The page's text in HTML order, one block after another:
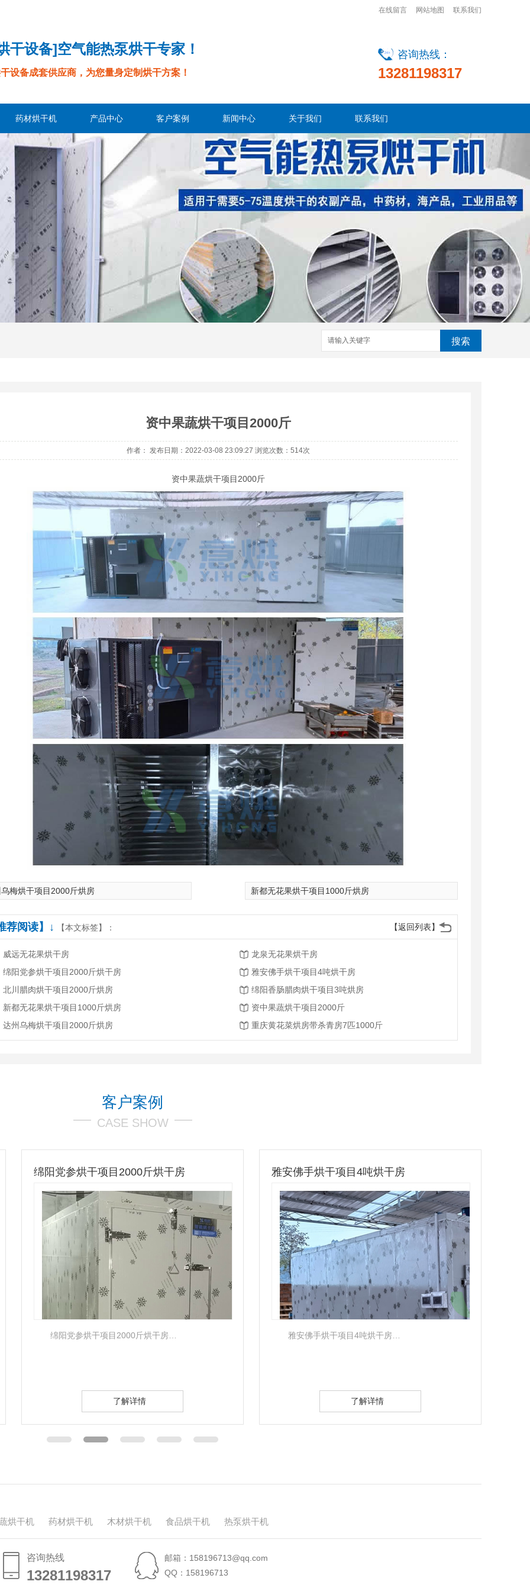
在线留言 网站地图 联系我们
干设备]空气能热泵烘干专家！
设备成套供应商，为您量身定制烘干方案！
咨询热线：
13281198317
药材烘干机 产品中心 客户案例 新闻中心 关于我们 联系我们
搜索
冷风低温烘干机
资中果蔬烘干项目2000斤
作者： 发布日期：2022-03-08 23:09:27 浏览次数： 514次
资中果蔬烘干项目2000斤
梅烘干项目2000斤烘房 新都无花果烘干项目1000斤烘房
【返回列表】
荐阅读】↓ 【本文标签】：
威远无花果烘干房
龙泉无花果烘干房
绵阳党参烘干项目2000斤烘干房
雅安佛手烘干项目4吨烘干房
北川腊肉烘干项目2000斤烘房
绵阳香肠腊肉烘干项目3吨烘房
新都无花果烘干项目1000斤烘房
资中果蔬烘干项目2000斤
达州乌梅烘干项目2000斤烘房
重庆黄花菜烘房带杀青房7匹1000斤
客户案例
CASE SHOW
雅安佛手烘干项目4吨烘干房
雅安佛手烘干项目4吨烘干房…
了解详情
北川腊肉烘干项目2000斤烘房
北川腊肉烘干项目2000斤烘房
了解详情
烘干机 药材烘干机 木材烘干机 食品烘干机 热泵烘干机
咨询热线
13281198317
13281198317
邮箱：158196713@qq.com
QQ：158196713